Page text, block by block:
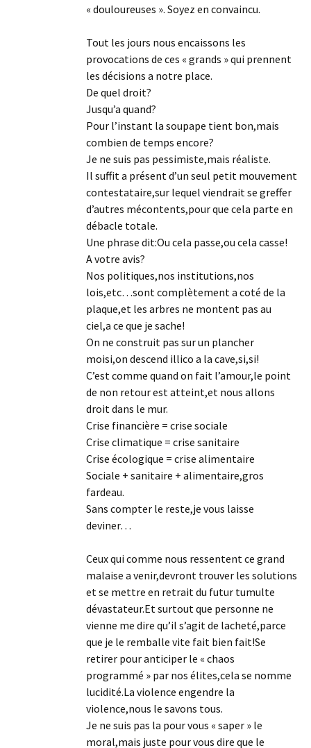
« douloureuses ». Soyez en convaincu.
Tout les jours nous encaissons les
provocations de ces « grands » qui prennent
les décisions a notre place.
De quel droit?
Jusqu’a quand?
Pour l’instant la soupape tient bon,mais
combien de temps encore?
Je ne suis pas pessimiste,mais réaliste.
Il suffit a présent d’un seul petit mouvement
contestataire,sur lequel viendrait se greffer
d’autres mécontents,pour que cela parte en
débacle totale.
Une phrase dit:Ou cela passe,ou cela casse!
A votre avis?
Nos politiques,nos institutions,nos
lois,etc…sont complètement a coté de la
plaque,et les arbres ne montent pas au
ciel,a ce que je sache!
On ne construit pas sur un plancher
moisi,on descend illico a la cave,si,si!
C’est comme quand on fait l’amour,le point
de non retour est atteint,et nous allons
droit dans le mur.
Crise financière = crise sociale
Crise climatique = crise sanitaire
Crise écologique = crise alimentaire
Sociale + sanitaire + alimentaire,gros
fardeau.
Sans compter le reste,je vous laisse
deviner…
Ceux qui comme nous ressentent ce grand
malaise a venir,devront trouver les solutions
et se mettre en retrait du futur tumulte
dévastateur.Et surtout que personne ne
vienne me dire qu’il s’agit de lacheté,parce
que je le remballe vite fait bien fait!Se
retirer pour anticiper le « chaos
programmé » par nos élites,cela se nomme
lucidité.La violence engendre la
violence,nous le savons tous.
Je ne suis pas la pour vous « saper » le
moral,mais juste pour vous dire que le